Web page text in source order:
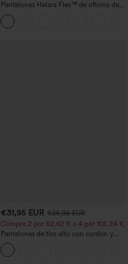
Pantalones Halara Flex™ de oficina de
tiro alto ligeramente acampanados con
bolsillos
€31,95 EUR €35,95 EUR
Compra 2 por 52,62 € o 4 por 105,24 €.
Pantalones de tiro alto con cordón y
bolsillos, pernera ancha, holgados y de
estilo casual con tacto de lino.